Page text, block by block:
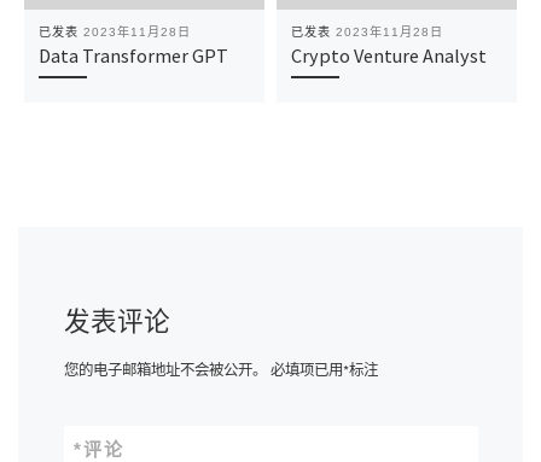
已发表 2023年11月28日
Data Transformer GPT
已发表 2023年11月28日
Crypto Venture Analyst
发表评论
您的电子邮箱地址不会被公开。 必填项已用*标注
评论
*